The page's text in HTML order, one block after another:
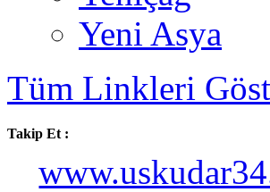
Yeni Asya
Tüm Linkleri
Takip Et :